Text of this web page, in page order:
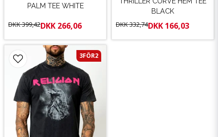
PALM TEE WHITE
DKK 399,42DKK 266,06
BLACK
DKK 332,74DKK 166,03
3FÖR2